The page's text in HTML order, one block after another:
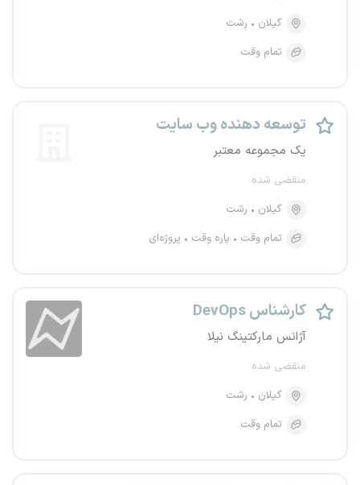
گیلان
رشت
تمام وقت
توسعه دهنده وب سایت
یک مجموعه معتبر
منقضی شده
گیلان
رشت
تمام وقت
پاره وقت پروژه‌ای
کارشناس DevOps
آژانس مارکتینگ نیلا
منقضی شده
گیلان
رشت
تمام وقت